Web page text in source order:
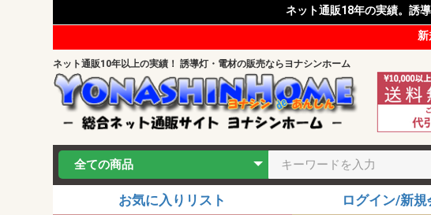
ネット通販18年の実績。誘
ネット通販10年以上の実績！ 誘導灯・電材の販売ならヨナシンホーム
お気に入りリスト ログイン/新